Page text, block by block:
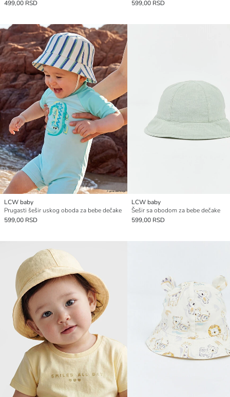
499,00 RSD 599,00 RSD
LCW baby
Prugasti šešir uskog oboda za bebe dečake
599,00 RSD
LCW baby
Šešir sa obodom za bebe dečake
599,00 RSD